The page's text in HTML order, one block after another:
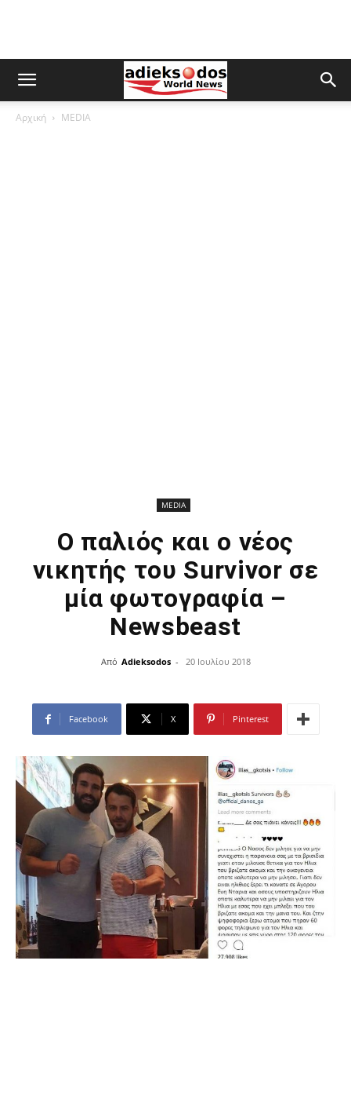
Αρχική MEDIA
MEDIA
Ο παλιός και ο νέος
νικητής του Survivor σε
μία φωτογραφία –
Newsbeast
Από Adieksodos - 20 Ιουλίου 2018
Facebook X Pinterest